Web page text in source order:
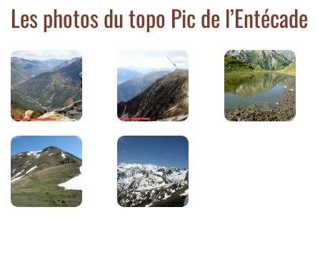
Les photos du topo Pic de l’Entécade